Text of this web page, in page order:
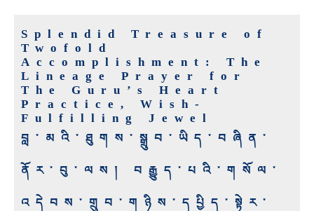
Splendid Treasure of
Twofold
Accomplishment: The
Lineage Prayer for
The Guru’s Heart
Practice, Wish-
Fulfilling Jewel
བླ་མའི་ཐུགས་སྒྲུབ་ཡིད་བཞིན་
ནོར་བུ་ལས། བརྒྱུད་པའི་གསོལ་
འདེབས་གྲུབ་གཉིས་དཔྱིད་སྟེར་